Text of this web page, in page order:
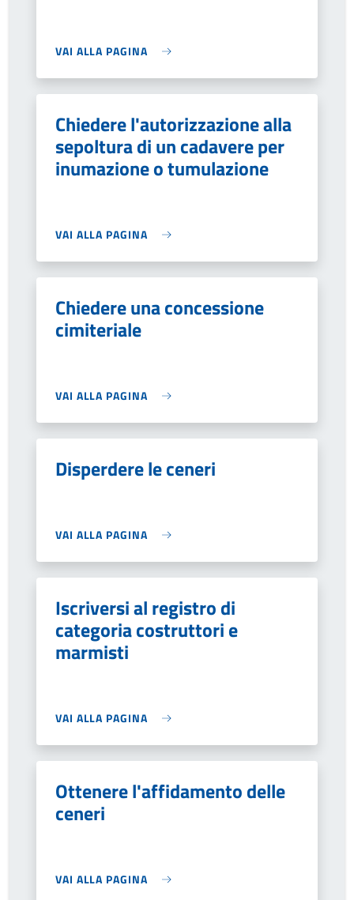
VAI ALLA PAGINA
Chiedere l'autorizzazione alla
sepoltura di un cadavere per
inumazione o tumulazione
VAI ALLA PAGINA
Chiedere una concessione
cimiteriale
VAI ALLA PAGINA
Disperdere le ceneri
VAI ALLA PAGINA
Iscriversi al registro di
categoria costruttori e
marmisti
VAI ALLA PAGINA
Ottenere l'affidamento delle
ceneri
VAI ALLA PAGINA